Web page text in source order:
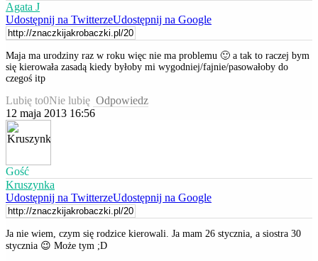
Agata J
Udostępnij na TwitterzeUdostępnij na Google
Maja ma urodziny raz w roku więc nie ma problemu 🙂 a tak to raczej bym
się kierowała zasadą kiedy byłoby mi wygodniej/fajnie/pasowałoby do
czegoś itp
Lubię to0Nie lubię Odpowiedz
12 maja 2013 16:56
Gość
Kruszynka
Udostępnij na TwitterzeUdostępnij na Google
Ja nie wiem, czym się rodzice kierowali. Ja mam 26 stycznia, a siostra 30
stycznia 😉 Może tym ;D